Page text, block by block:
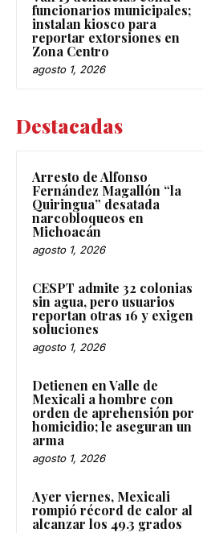
funcionarios municipales;
instalan kiosco para
reportar extorsiones en
Zona Centro
agosto 1, 2026
Destacadas
Arresto de Alfonso
Fernández Magallón “la
Quiringua” desatada
narcobloqueos en
Michoacán
agosto 1, 2026
CESPT admite 32 colonias
sin agua, pero usuarios
reportan otras 16 y exigen
soluciones
agosto 1, 2026
Detienen en Valle de
Mexicali a hombre con
orden de aprehensión por
homicidio; le aseguran un
arma
agosto 1, 2026
Ayer viernes, Mexicali
rompió récord de calor al
alcanzar los 49.3 grados